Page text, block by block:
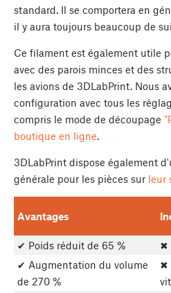
standard. Il se comportera en
il y aura toujours beaucoup de
Ce filament est également utile
avec des parois minces et des
les avions de 3DLabPrint. Nous
configuration avec tous les
compris le mode de découpage
boutique en ligne.
3DLabPrint dispose également
générale pour les pièces sur leur
Avantages
✔ Poids réduit de 65 %
✖
✔ Augmentation du volume
de 270 %
✖